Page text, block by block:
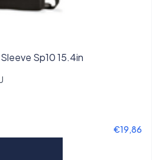
Sp10 15.4in
€19,86